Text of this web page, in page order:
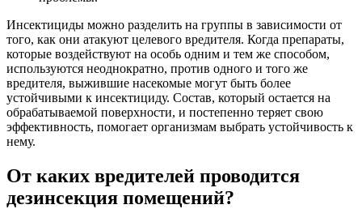
Инсектициды можно разделить на группы в зависимости от
того, как они атакуют целевого вредителя. Когда препараты,
которые воздействуют на особь одним и тем же способом,
используются неоднократно, против одного и того же
вредителя, выжившие насекомые могут быть более
устойчивыми к инсектициду. Состав, который остается на
обрабатываемой поверхности, и постепенно теряет свою
эффективность, помогает организмам выбрать устойчивость к
нему.
От каких вредителей проводится
дезинсекция помещений?